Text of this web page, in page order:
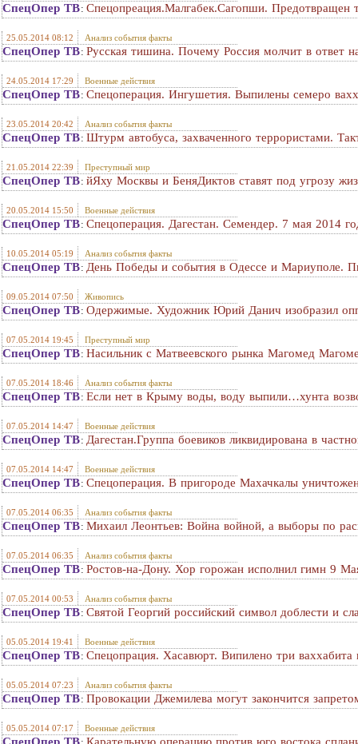
СпецОпер ТВ: Спецопреация.Малгабек.Сагопши. Предотвращен
25.05.2014 08:12 Анализ события факты
СпецОпер ТВ: Русская тишина. Почему Россия молчит в ответ
24.05.2014 17:29 Военные действия
СпецОпер ТВ: Спецоперация. Ингушетия. Выпилены семеро
23.05.2014 20:42 Анализ события факты
СпецОпер ТВ: Штурм автобуса, захваченного террористами.
21.05.2014 22:39 Преступный мир
СпецОпер ТВ: йЯху Москвы и БеняДиктов ставят под угрозу
20.05.2014 15:50 Военные действия
СпецОпер ТВ: Спецоперация. Дагестан. Семендер. 7 мая 2014
10.05.2014 05:19 Анализ события факты
СпецОпер ТВ: День Победы и события в Одессе и Мариуполе.
09.05.2014 07:50 Живопись
СпецОпер ТВ: Одержимые. Художник Юрий Данич изобразил
07.05.2014 19:45 Преступный мир
СпецОпер ТВ: Насильник с Матвеевского рынка Магомед
07.05.2014 18:46 Анализ события факты
СпецОпер ТВ: Если нет в Крыму воды, воду выпили…хунта
07.05.2014 14:47 Военные действия
СпецОпер ТВ: Дагестан.Группа боевиков ликвидирована в
07.05.2014 14:47 Военные действия
СпецОпер ТВ: Спецоперация. В пригороде Махачкалы
07.05.2014 06:35 Анализ события факты
СпецОпер ТВ: Михаил Леонтьев: Война войной, а выборы по
07.05.2014 06:35 Анализ события факты
СпецОпер ТВ: Ростов-на-Дону. Хор горожан исполнил гимн 9
07.05.2014 00:53 Анализ события факты
СпецОпер ТВ: Святой Георгий российский символ доблести и
05.05.2014 19:41 Военные действия
СпецОпер ТВ: Спецопрация. Хасавюрт. Випилено три
05.05.2014 07:23 Анализ события факты
СпецОпер ТВ: Провокации Джемилева могут закончится
05.05.2014 07:17 Военные действия